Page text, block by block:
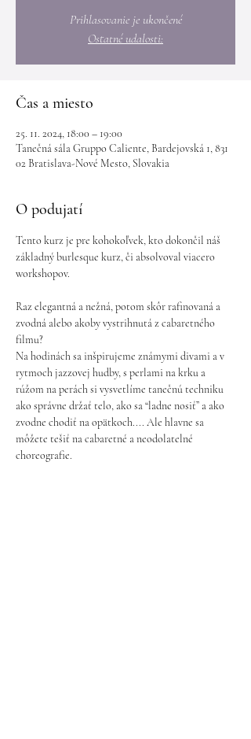
Prihlasovanie je ukončené
Ostatné udalosti:
Čas a miesto
25. 11. 2024, 18:00 – 19:00
Tanečná sála Gruppo Caliente, Bardejovská 1, 831
02 Bratislava-Nové Mesto, Slovakia
O podujatí
Tento kurz je pre kohokoľvek, kto dokončil náš
základný burlesque kurz, či absolvoval viacero
workshopov.
Raz elegantná a nežná, potom skôr rafinovaná a
zvodná alebo akoby vystrihnutá z cabaretného
filmu?
Na hodinách sa inšpirujeme známymi divami a v
rytmoch jazzovej hudby, s perlami na krku a
rúžom na perách si vysvetlíme tanečnú techniku
ako správne držať telo, ako sa “ladne nosiť” a ako
zvodne chodiť na opätkoch.... Ale hlavne sa
môžete tešiť na cabaretné a neodolatelné
choreografie.